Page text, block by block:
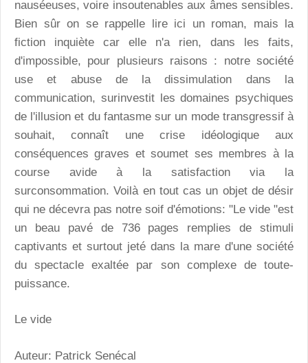
nauséeuses, voire insoutenables aux âmes sensibles.
Bien sûr on se rappelle lire ici un roman, mais la
fiction inquiète car elle n'a rien, dans les faits,
d'impossible, pour plusieurs raisons : notre société
use et abuse de la dissimulation dans la
communication, surinvestit les domaines psychiques
de l'illusion et du fantasme sur un mode transgressif à
souhait, connaît une crise idéologique aux
conséquences graves et soumet ses membres à la
course avide à la satisfaction via la
surconsommation. Voilà en tout cas un objet de désir
qui ne décevra pas notre soif d'émotions: "Le vide "est
un beau pavé de 736 pages remplies de stimuli
captivants et surtout jeté dans la mare d'une société
du spectacle exaltée par son complexe de toute-
puissance.
Le vide
Auteur: Patrick Senécal